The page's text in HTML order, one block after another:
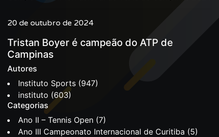
20 de outubro de 2024
Tristan Boyer é campeão do ATP de
Campinas
Autores
Instituto Sports (947)
instituto (603)
Categorias
Ano II – Tennis Open (7)
Ano III Campeonato Internacional de Curitiba (5)